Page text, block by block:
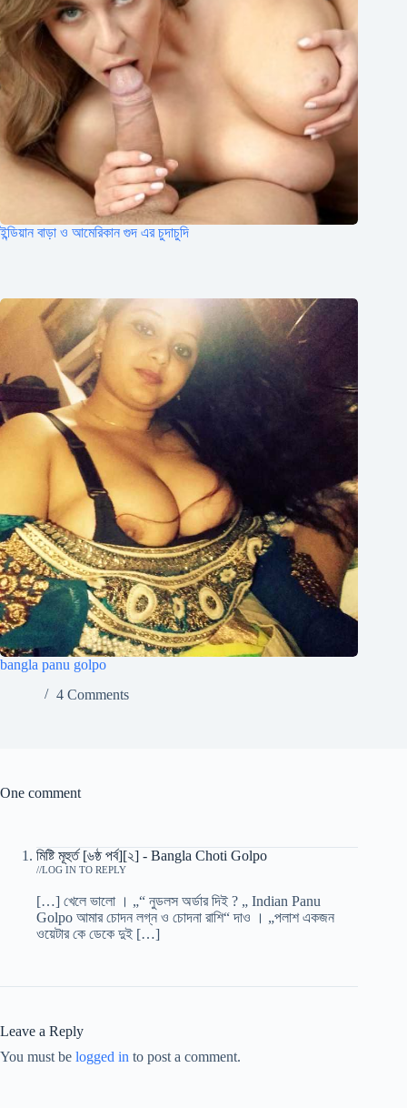
ইন্ডিয়ান বাড়া ও আমেরিকান গুদ এর চুদাচুদি
bangla panu golpo
4 Comments
One comment
মিষ্টি মূহুর্ত [৬ষ্ঠ পর্ব][২] - Bangla Choti Golpo
/ LOG IN TO REPLY
[…] খেলে ভালো । „“ নুডলস অর্ডার দিই ? „ Indian Panu
Golpo আমার চোদন লগ্ন ও চোদনা রাশি“ দাও । „পলাশ একজন
ওয়েটার কে ডেকে দুই […]
Leave a Reply
You must be logged in to post a comment.